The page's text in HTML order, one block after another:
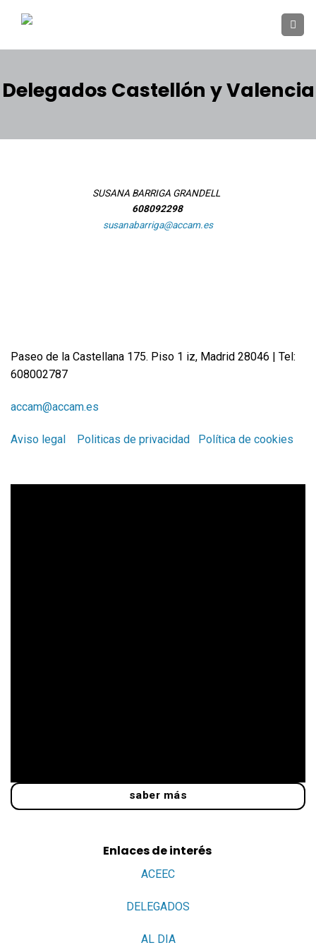
Delegados Castellón y Valencia
SUSANA BARRIGA GRANDELL
608092298
susanabarriga@accam.es
Paseo de la Castellana 175. Piso 1 iz, Madrid 28046 | Tel:
608002787
accam@accam.es
Aviso legal Politicas de privacidad Política de cookies
saber más
Enlaces de interés
ACEEC
DELEGADOS
AL DIA